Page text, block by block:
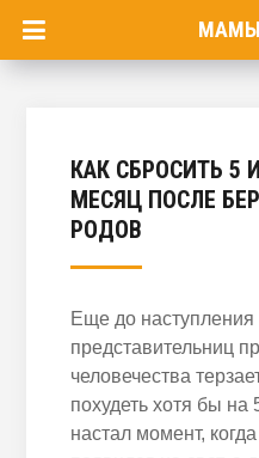
МАМЫ
КАК СБРОСИТЬ 5
МЕСЯЦ ПОСЛЕ
РОДОВ
Еще до
представительниц
человечества
похудеть хотя бы на
настал момент,